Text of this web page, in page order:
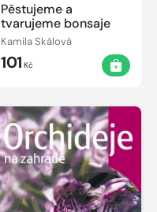
Pěstujeme a
tvarujeme bonsaje
Kamila Skálová
101 Kč